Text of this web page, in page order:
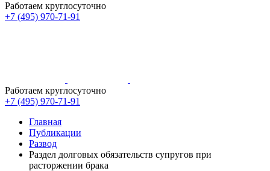
Работаем круглосуточно
+7 (495) 970-71-91
Работаем круглосуточно
+7 (495) 970-71-91
Главная
Публикации
Развод
Раздел долговых обязательств супругов при
расторжении брака